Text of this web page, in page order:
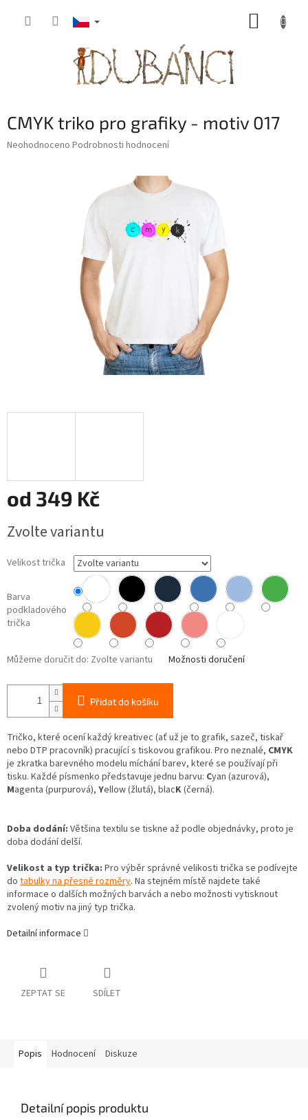
CMYK triko pro grafiky - motiv 017
Průměrné
Neohodnoceno Podrobnosti hodnocení
od 349 Kč
cena:
Zvolte variantu
Velikost trička
Barva
podkladového
trička
Můžeme doručit do: Zvolte variantu Možnosti doručení
Přidat do košíku
Tričko, které ocení každý kreativec (ať už je to grafik, sazeč, tiskař
nebo DTP pracovník) pracující s tiskovou grafikou. Pro neznalé, CMYK
je zkratka barevného modelu míchání barev, které se používají při
tisku. Každé písmenko představuje jednu barvu: Cyan (azurová),
Magenta (purpurová), Yellow (žlutá), blacK(černá).
Doba dodání: Většina textilu se tiskne až podle objednávky, proto je
doba dodání delší.
Velikost a typ trička: Pro výběr správné velikosti trička se podívejte
do tabulky na přesné rozměry. Na stejném místě najdete také
informace o dalších možných barvách a nebo možnosti vytisknout
zvolený motiv na jiný typ trička.
Detailní informace
ZEPTAT SE SDÍLET
Popis Hodnocení Diskuze
Detailní popis produktu